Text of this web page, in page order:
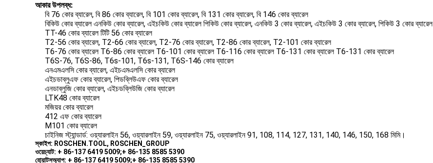
আকার উপলব্ধ:
বি 76 কোর ব্যারেল, বি 86 কোর ব্যারেল, বি 101 কোর ব্যারেল, বি 131 কোর ব্যারেল, বি 146 কোর ব্যারেল
বিকিউ কোর ব্যারেল এনকিউ কোর ব্যারেল, এইচকিউ কোর ব্যারেল পিকিউ কোর ব্যারেল, এনকিউ 3 কোর ব্যারেল, এইচকিউ 3 কোর ব্যারেল, পিকিউ 3 কোর ব্যারেল
TT-46 কোর ব্যারেল টিটি 56 কোর ব্যারেল
T2-56 কোর ব্যারেল, T2-66 কোর ব্যারেল, T2-76 কোর ব্যারেল, T2-86 কোর ব্যারেল, T2-101 কোর ব্যারেল
T6-76 কোর ব্যারেল T6-86 কোর ব্যারেল T6-101 কোর ব্যারেল T6-116 কোর ব্যারেল T6-131 কোর ব্যারেল T6-131 কোর ব্যারেল
T6S-76, T6S-86, T6s-101, T6s-131, T6S-146 কোর ব্যারেল
এনএমএলসি কোর ব্যারেল, এইচএমএলসি কোর ব্যারেল
এইচডাব্লুএফ কোর ব্যারেল, পিডব্লিউএফ কোর ব্যারেল
এনডাব্লুজি কোর ব্যারেল, এইচডব্লিউজি কোর ব্যারেল
LTK48 কোর ব্যারেল
মজিয়র কোর ব্যারেল
412 এফ কোর ব্যারেল
M101 কোর ব্যারেল
চাইনিজ স্ট্যান্ডার্ড: ওয়্যারলাইন 56, ওয়্যারলাইন 59, ওয়্যারলাইন 75, ওয়্যারলাইন 91, 108, 114, 127, 131, 140, 146, 150, 168 মিমি।
স্কাইপ: ROSCHEN.TOOL, ROSCHEN_GROUP
ওয়েচ্যাট: + 86-137 6419 5009;+ 86-135 8585 5390
হোয়াটসঅ্যাপ: + 86-137 6419 5009;+ 86-135 8585 5390